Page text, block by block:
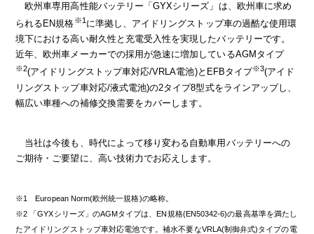
欧州車専用高性能バッテリー「GYXシリーズ」は、欧州車に求め
られるEN規格※1に準拠し、アイドリングストップ車の過酷な使用環
境下における高い耐久性と充電受入性を実現したバッテリーです。
近年、欧州車メーカーでの採用が急速に増加しているAGMタイプ
※2(アイドリングストップ車対応/VRLA電池)とEFBタイプ※3(アイド
リングストップ車対応/液式電池)の2タイプ8型式をラインアップし、
幅広い車種への補修交換需要をカバーします。
当社は今後も、時代によって移り変わる自動車用バッテリーへの
ご期待・ご要望に、高い技術力でお応えします。
※1 European Norm(欧州統一規格)の略称。
※2 「GYXシリーズ」のAGMタイプは、EN規格(EN50342-6)の最高基準を満たし
たアイドリングストップ車対応電池です。補水不要なVRLA(制御弁式)タイプの電